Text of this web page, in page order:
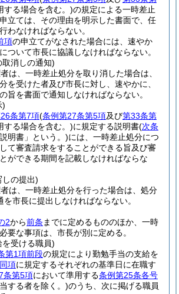
する場合を含む。)の規定による一時差止
立ては、その理由を明示した書面で、任
わなければならない。
項の申立てがなされた場合には、速やか
ついて市長に協議しなければならない。
消しの通知)
は、一時差止処分を取り消した場合は、
を受けた者及び市長に対し、速やかに、
旨を書面で通知しなければならない。
)
条第7項(条例第27条第5項及び第33条第
する場合を含む。)に規定する説明書(次条
明書」という。)には、一時差止処分につ
て審査請求をすることができる旨及び審
ができる期間を記載しなければならな
の提出)
は、一時差止処分を行った場合は、処分
市長に提出しなければならない。
2から前条 までに定めるもののほか、一時
要な事項は、市長が別に定める。
受ける職員)
第1項前段の規定により勤勉手当の支給を
同項に規定するそれぞれの基準日に在職す
条第5項において準用する条例第25条各号
する者を除く。)のうち、次に掲げる職員